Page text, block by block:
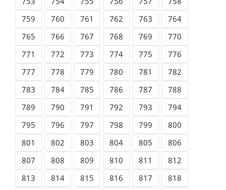
759
760 761 762 763
764
765
766 767 768 769
770
771
772 773 774 775
776
777
778 779 780 781
782
783
784 785 786 787
788
789
790 791 792 793
794
795
796 797 798 799
800
801
802 803 804 805
806
807
808 809 810 811
812
813
814 815 816 817
818